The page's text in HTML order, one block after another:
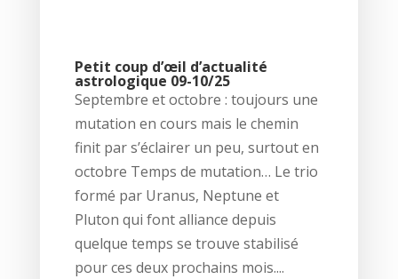
Petit coup d’œil d’actualité
astrologique 09-10/25
Septembre et octobre : toujours une
mutation en cours mais le chemin
finit par s’éclairer un peu, surtout en
octobre Temps de mutation… Le trio
formé par Uranus, Neptune et
Pluton qui font alliance depuis
quelque temps se trouve stabilisé
pour ces deux prochains mois....